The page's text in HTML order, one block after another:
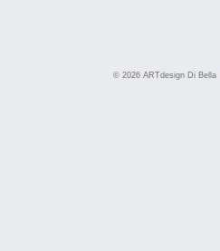
© 2026 ARTdesign Di Bella